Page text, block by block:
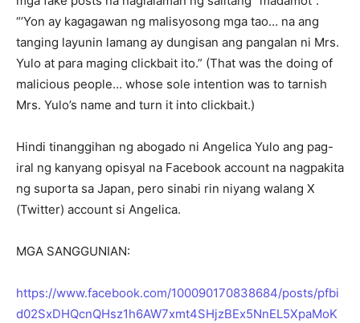
“’Yon ay kagagawan ng malisyosong mga tao… na ang
tanging layunin lamang ay dungisan ang pangalan ni Mrs.
Yulo at para maging clickbait ito.” (That was the doing of
malicious people… whose sole intention was to tarnish
Mrs. Yulo’s name and turn it into clickbait.)
Hindi tinanggihan ng abogado ni Angelica Yulo ang pag-
iral ng kanyang opisyal na Facebook account na nagpakita
ng suporta sa Japan, pero sinabi rin niyang walang X
(Twitter) account si Angelica.
MGA SANGGUNIAN:
https://www.facebook.com/100090170838684/posts/pfbi
d02SxDHQcnQHsz1h6AW7xmt4SHjzBEx5NnEL5XpaMoK